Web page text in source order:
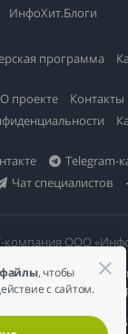
ИнфоХит.Блоги
программа
О проекте Контакты
Telegram-
Чат специалистов
компания ООО
область, г.
| +7 984 888-
файлы, чтобы
с сайтом.